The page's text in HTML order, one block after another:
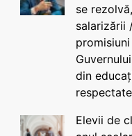
se
salarizării
din
respectate
Elevii de